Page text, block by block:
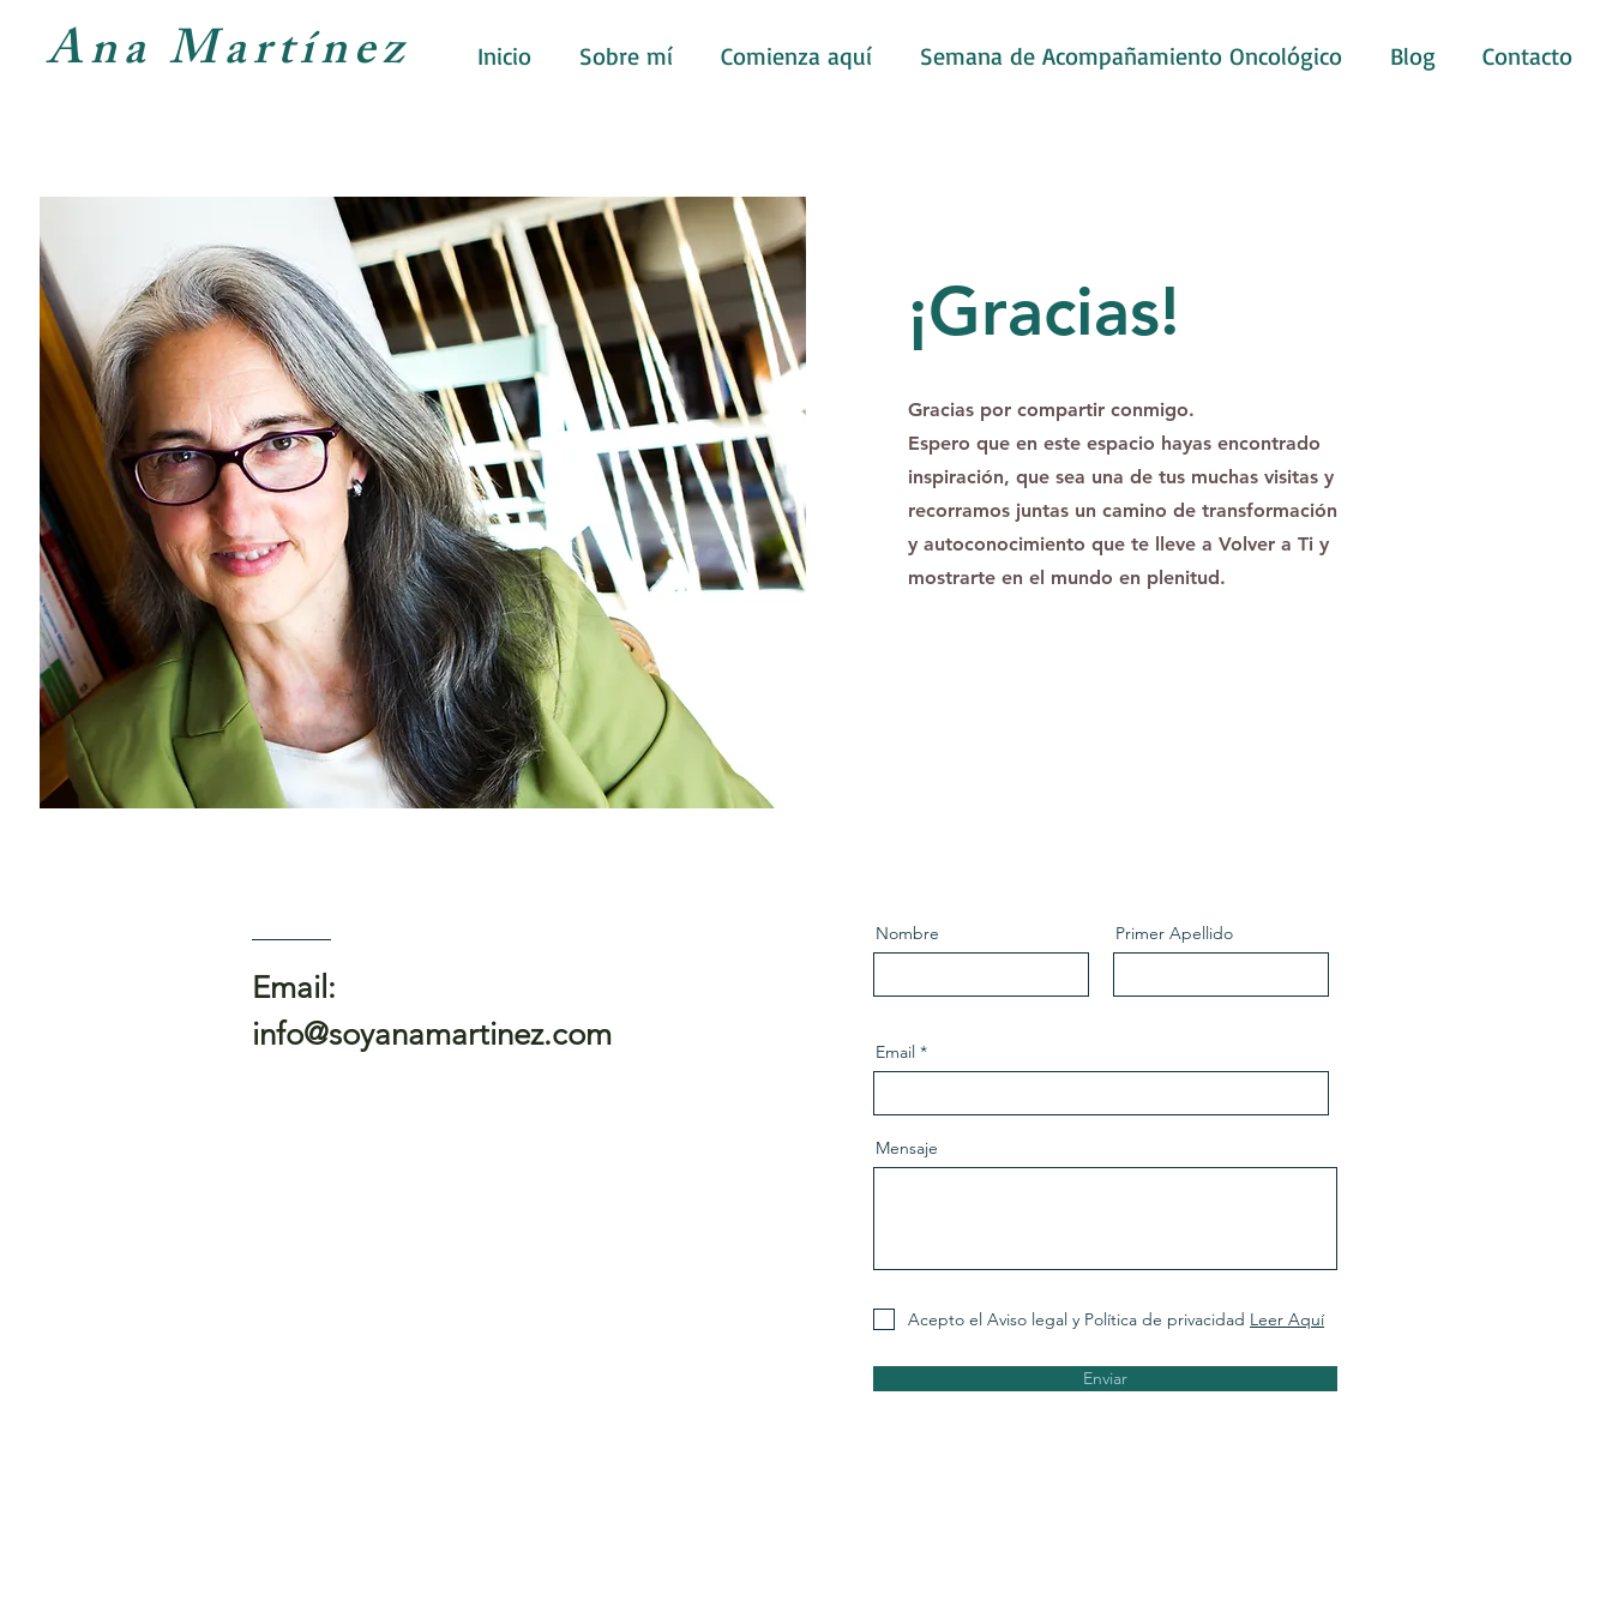
¡Gracias!
Gracias por compartir conmigo.
Espero que en este espacio hayas encontrado
inspiración, que sea una de tus muchas visitas y
recorramos juntas un camino de transformación
y autoconocimiento que te lleve a Volver a Ti y
mostrarte en el mundo en plenitud.
Email:
info@soyanamartinez.com
Nombre Primer Apellido
Email
Mensaje
Acepto el Aviso legal y Política de privacidad Leer Aquí
Enviar
Ana Martínez Inicio Sobre mí Comienza aquí Semana de Acompañamiento Oncológico Blog Contacto